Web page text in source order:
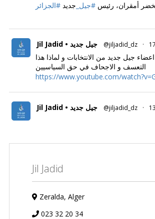
أمقران، رئيس#جيل_ جديد#الجزائر
Jil Jadid • جيل جديد @jiljadid_dz ·
جيل جديد من الانتخابات و لماذا هذا
التعسف و الاجحاف في حق السياسيين
https://www.youtube.com/
Jil Jadid • جيل جديد @jiljadid_dz ·
Jil Jadid
Zeralda, Alger
023 32 20 34